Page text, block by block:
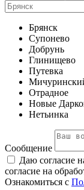
Брянск
Супонево
Добрунь
Глинищево
Путевка
Отрадное
Новые
Нетьинка
Сообщение
Даю согласие
согласие на
Ознакомиться с